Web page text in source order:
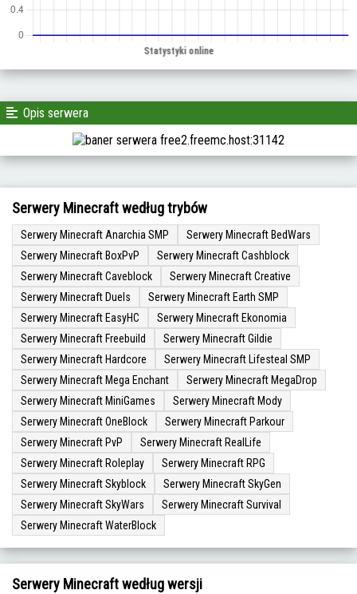
Opis serwera
Serwery Minecraft według trybów
Serwery Minecraft Anarchia SMP
Serwery Minecraft BedWars
Serwery Minecraft BoxPvP
Serwery Minecraft Cashblock
Serwery Minecraft Caveblock
Serwery Minecraft Creative
Serwery Minecraft Duels
Serwery Minecraft Earth SMP
Serwery Minecraft EasyHC
Serwery Minecraft Ekonomia
Serwery Minecraft Freebuild
Serwery Minecraft Gildie
Serwery Minecraft Hardcore
Serwery Minecraft Lifesteal SMP
Serwery Minecraft Mega Enchant
Serwery Minecraft MegaDrop
Serwery Minecraft MiniGames
Serwery Minecraft Mody
Serwery Minecraft OneBlock
Serwery Minecraft Parkour
Serwery Minecraft PvP
Serwery Minecraft RealLife
Serwery Minecraft Roleplay
Serwery Minecraft RPG
Serwery Minecraft Skyblock
Serwery Minecraft SkyGen
Serwery Minecraft SkyWars
Serwery Minecraft Survival
Serwery Minecraft WaterBlock
Serwery Minecraft według wersji